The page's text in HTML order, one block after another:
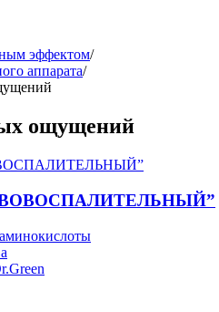
эффектом/
аппарата/
ощущений